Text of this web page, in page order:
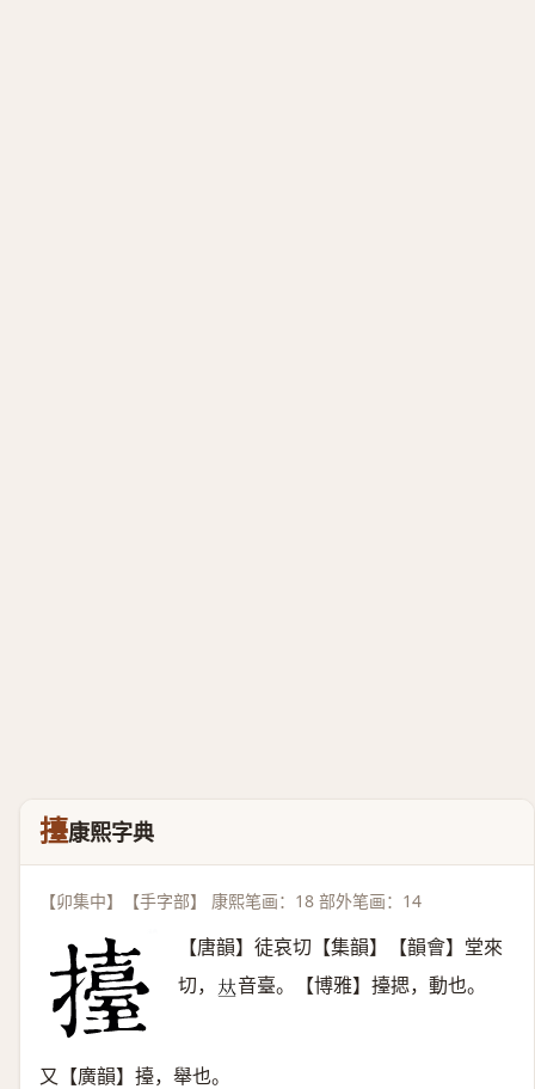
擡康熙字典
【卯集中】【手字部】 康熙笔画：18 部外笔画：14
【唐韻】徒哀切【集韻】【韻會】堂來
切， 𠀤音臺。【博雅】擡揌，動也。
又【廣韻】擡，舉也。